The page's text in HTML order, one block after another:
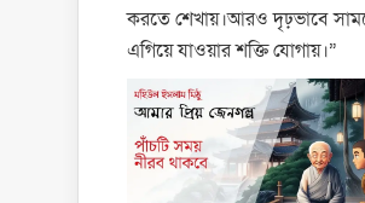
করতে শেখায়।আরও দৃঢ়ভাবে
এগিয়ে যাওয়ার শক্তি যোগায়।”